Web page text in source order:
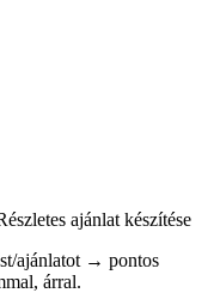
ajánlat készítése
ajánlatot → pontos
árral.